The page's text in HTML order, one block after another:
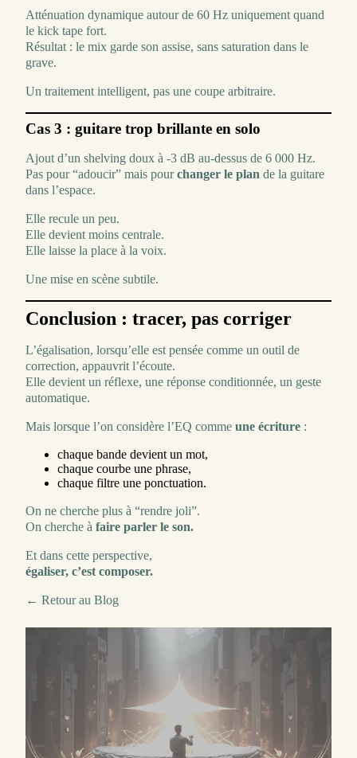
Atténuation dynamique autour de 60 Hz uniquement quand
le kick tape fort.
Résultat : le mix garde son assise, sans saturation dans le
grave.
Un traitement intelligent, pas une coupe arbitraire.
Cas 3 : guitare trop brillante en solo
Ajout d’un shelving doux à -3 dB au-dessus de 6 000 Hz.
Pas pour “adoucir” mais pourchanger le plan de la guitare
dans l’espace.
Elle recule un peu.
Elle devient moins centrale.
Elle laisse la place à la voix.
Une mise en scène subtile.
Conclusion : tracer, pas corriger
L’égalisation, lorsqu’elle est pensée comme un outil de
correction, appauvrit l’écoute.
Elle devient un réflexe, une réponse conditionnée, un geste
automatique.
Mais lorsque l’on considère l’EQ comme une écriture :
chaque bande devient un mot,
chaque courbe une phrase,
chaque filtre une ponctuation.
On ne cherche plus à “rendre joli”.
On cherche à faire parler le son.
Et dans cette perspective,
égaliser, c’est composer.
← Retour au Blog